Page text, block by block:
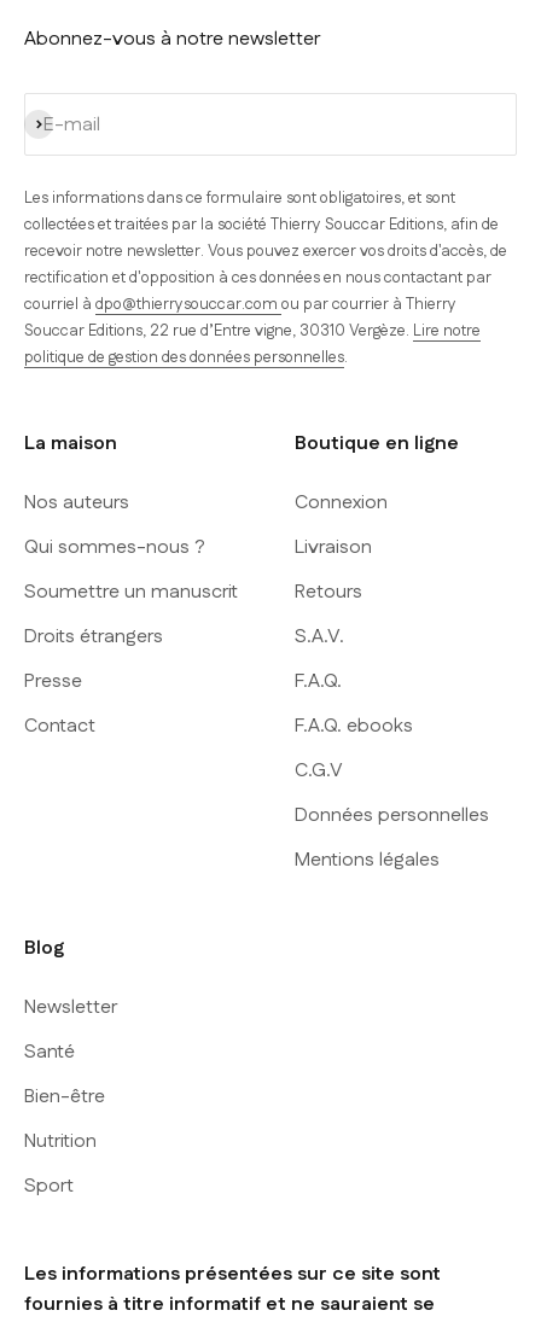
Abonnez-vous à notre newsletter
E-mail
S'inscrire
Les informations dans ce formulaire sont obligatoires, et sont
collectées et traitées par la société Thierry Souccar Editions, afin de
recevoir notre newsletter. Vous pouvez exercer vos droits d'accès, de
rectification et d'opposition à ces données en nous contactant par
courriel à dpo@thierrysouccar.com ou par courrier à Thierry
Souccar Editions, 22 rue d’Entre vigne, 30310 Vergèze. Lire notre
politique de gestion des données personnelles.
La maison
Nos auteurs
Qui sommes-nous ?
Soumettre un manuscrit
Droits étrangers
Presse
Contact
Boutique en ligne
Connexion
Livraison
Retours
S.A.V.
F.A.Q.
F.A.Q. ebooks
C.G.V
Données personnelles
Mentions légales
Blog
Newsletter
Santé
Bien-être
Nutrition
Sport
Les informations présentées sur ce site sont
fournies à titre informatif et ne sauraient se